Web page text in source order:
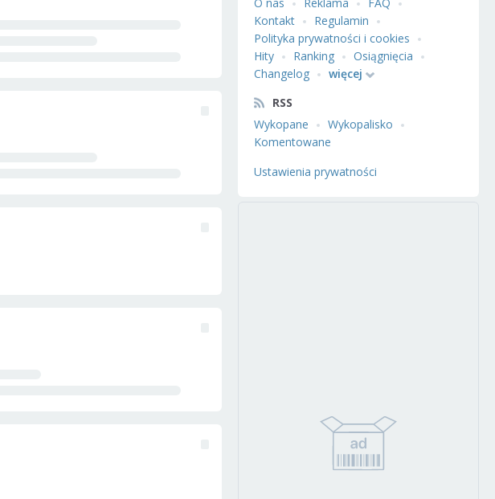
Kontakt
Regulamin
Polityka prywatności i cookies
Hity
Ranking
Osiągnięcia
Changelog
więcej
RSS
Wykopane
Wykopalisko
Komentowane
Ustawienia prywatności